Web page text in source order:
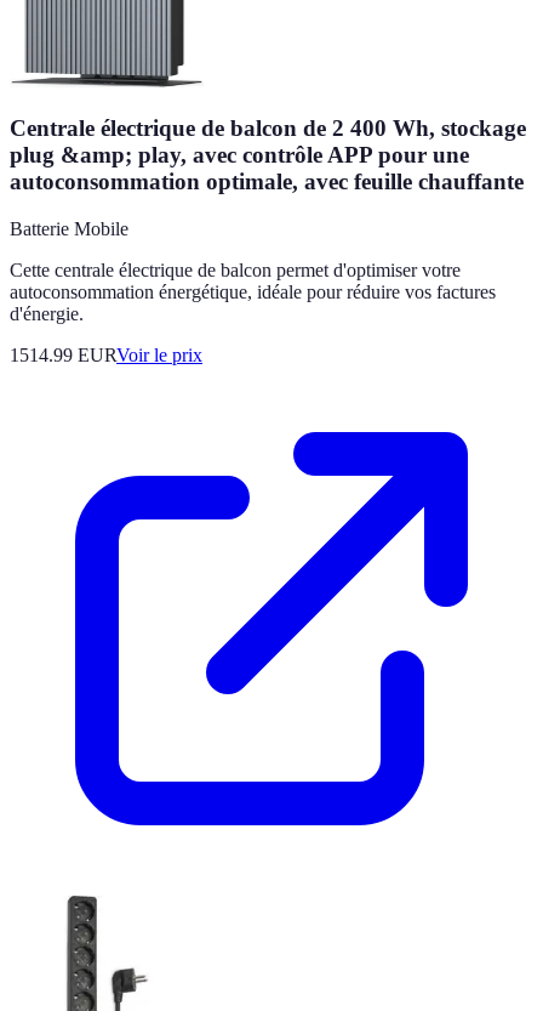
Centrale électrique de balcon de 2 400 Wh, stockage
plug &amp; play, avec contrôle APP pour une
autoconsommation optimale, avec feuille chauffante
Batterie Mobile
Cette centrale électrique de balcon permet d'optimiser votre
autoconsommation énergétique, idéale pour réduire vos factures
d'énergie.
1514.99 EURVoir le prix